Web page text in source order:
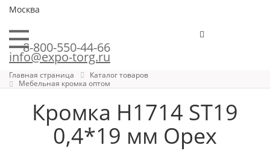
Москва
8-800-550-44-66
info@expo-torg.ru
Главная страница
Каталог товаров
Мебельная кромка оптом
Кромка H1714 ST19
0,4*19 мм Орех